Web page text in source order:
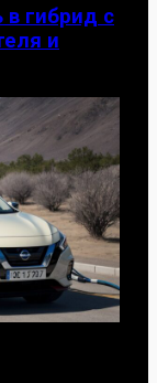
в гибрид с
и